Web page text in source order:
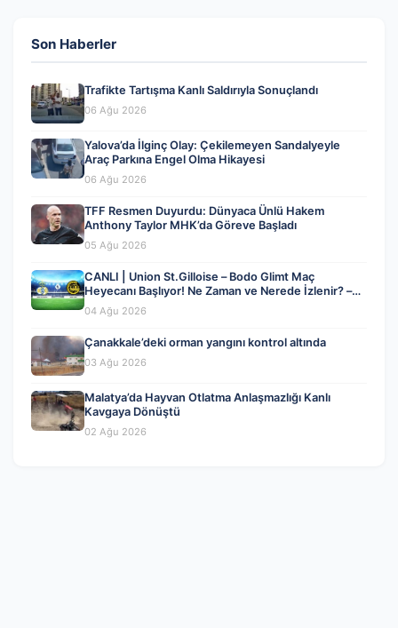
Son Haberler
Trafikte Tartışma Kanlı Saldırıyla Sonuçlandı
06 Ağu 2026
Yalova’da İlginç Olay: Çekilemeyen Sandalyeyle
Araç Parkına Engel Olma Hikayesi
06 Ağu 2026
TFF Resmen Duyurdu: Dünyaca Ünlü Hakem
Anthony Taylor MHK’da Göreve Başladı
05 Ağu 2026
CANLI | Union St.Gilloise – Bodo Glimt Maç
Heyecanı Başlıyor! Ne Zaman ve Nerede İzlenir? –
04 Ağustos 2026
04 Ağu 2026
Çanakkale’deki orman yangını kontrol altında
03 Ağu 2026
Malatya’da Hayvan Otlatma Anlaşmazlığı Kanlı
Kavgaya Dönüştü
02 Ağu 2026